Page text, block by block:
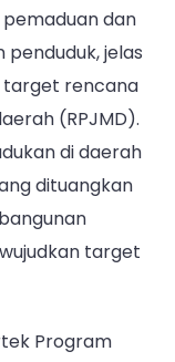
dan
penduduk, jelas
target rencana
(RPJMD).
di daerah
dituangkan
target
Program